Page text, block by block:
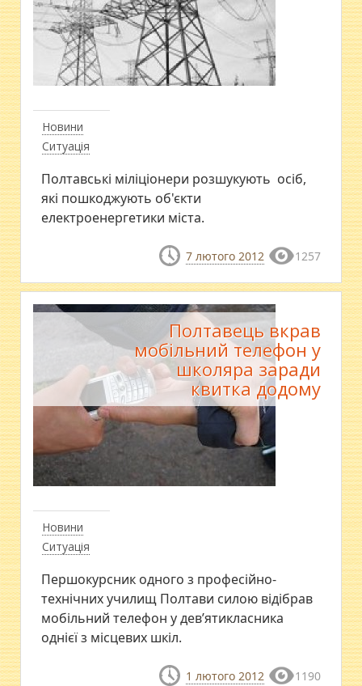
Новини
Ситуація
Полтавські міліціонери розшукують осіб,
які пошкоджують об'єкти
електроенергетики міста.
7 лютого 2012 1257
Новини
Ситуація
Полтавець вкрав
мобільний телефон у
школяра заради
квитка додому
Першокурсник одного з професійно-
технічних училищ Полтави силою відібрав
мобільний телефон у дев’ятикласника
однієї з місцевих шкіл.
1 лютого 2012 1190